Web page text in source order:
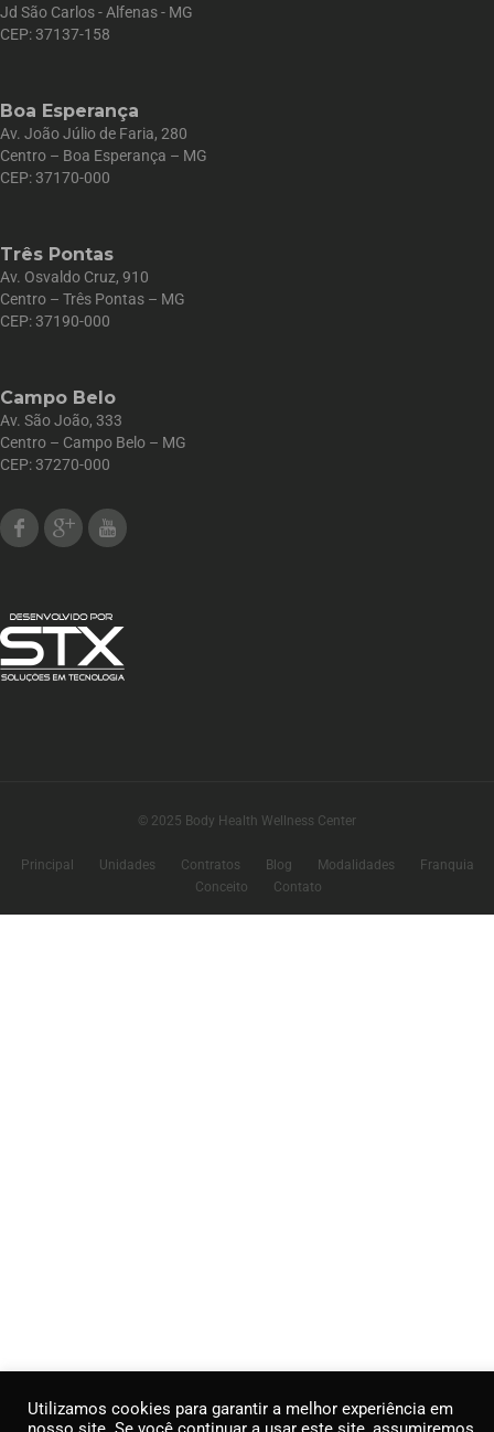
Jd São Carlos - Alfenas - MG
CEP: 37137-158
Boa Esperança
Av. João Júlio de Faria, 280
Centro – Boa Esperança – MG
CEP: 37170-000
Três Pontas
Av. Osvaldo Cruz, 910
Centro – Três Pontas – MG
CEP: 37190-000
Campo Belo
Av. São João, 333
Centro – Campo Belo – MG
CEP: 37270-000
FacebookGoogle Plus
© 2025 Body Health Wellness Center
Principal Unidades Contratos Blog Modalidades
Franquia
Conceito
Contato
Utilizamos cookies para garantir a melhor experiência em